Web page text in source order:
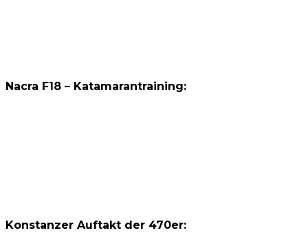
Nacra F18 – Katamarantraining:
Konstanzer Auftakt der 470er: